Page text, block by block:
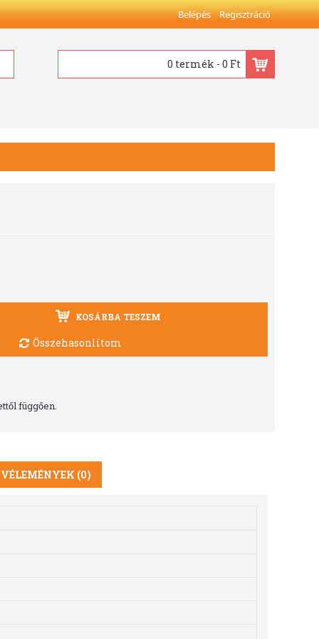
Belépés Regisztráció
0 termék - 0 Ft
KOSÁRBA TESZEM
Összehasonlítom
függően.
VÉLEMÉNYEK (0)